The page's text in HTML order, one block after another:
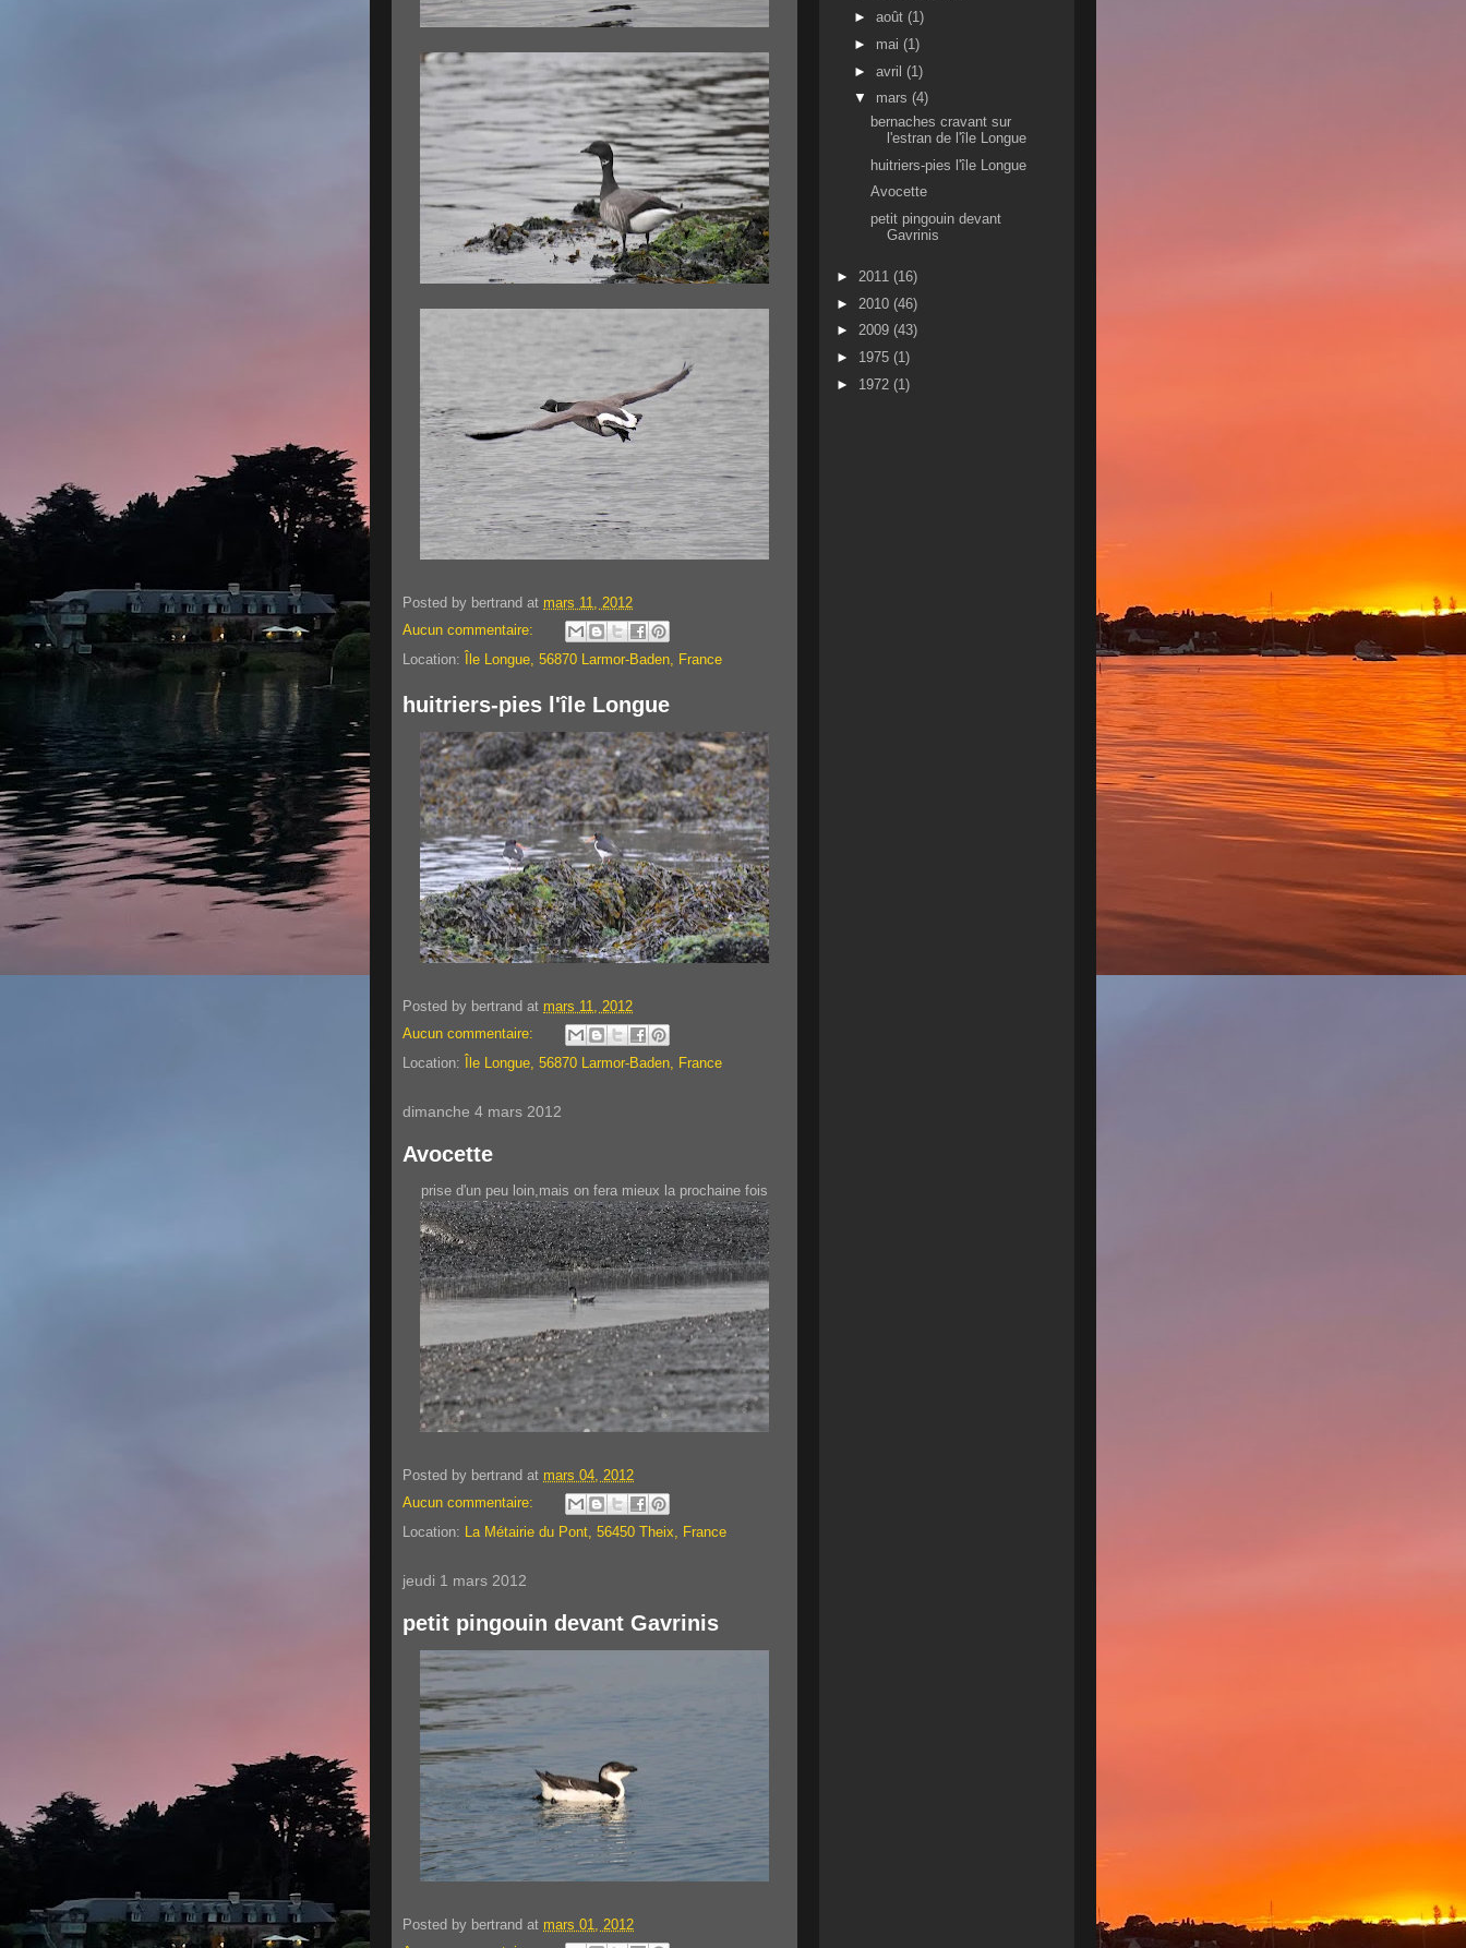
Posted by bertrand at mars 11, 2012
Aucun commentaire:
Location:
Île Longue, 56870 Larmor-Baden, France
huitriers-pies l'île Longue
Posted by bertrand at mars 11, 2012
Aucun commentaire:
Location:
Île Longue, 56870 Larmor-Baden, France
dimanche 4 mars 2012
Avocette
prise d'un peu loin,mais on fera mieux la prochaine fois
Posted by bertrand at mars 04, 2012
Aucun commentaire:
Location: La Métairie du Pont, 56450 Theix, France
jeudi 1 mars 2012
petit pingouin devant Gavrinis
Posted by bertrand at mars 01, 2012
► août (1)
► mai (1)
► avril (1)
▼ mars (4)
bernaches cravant sur
l'estran de l'île Longue
huitriers-pies l'île Longue
Avocette
petit pingouin devant
Gavrinis
► 2011 (16)
► 2010 (46)
► 2009 (43)
► 1975 (1)
► 1972 (1)